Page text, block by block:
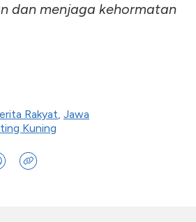
dan menjaga kehormatan
Rakyat, Jawa
Kuning